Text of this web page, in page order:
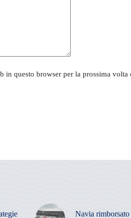
in questo browser per la prossima volta
Navia